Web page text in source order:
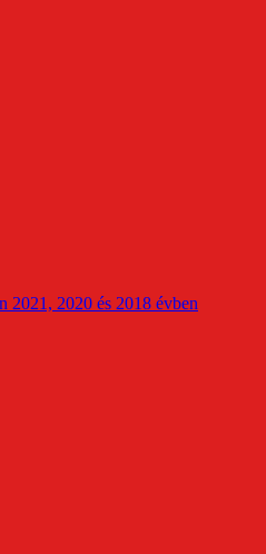
2021, 2020 és 2018 évben